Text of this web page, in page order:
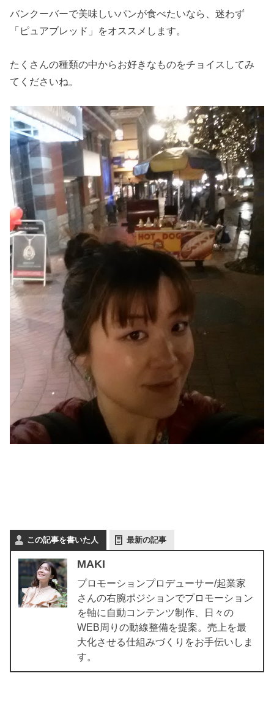
バンクーバーで美味しいパンが食べたいなら、迷わず
「ピュアブレッド」をオススメします。
たくさんの種類の中からお好きなものをチョイスしてみ
てくださいね。
この記事を書いた人 最新の記事
MAKI
プロモーションプロデューサー/起業家
さんの右腕ポジションでプロモーション
を軸に自動コンテンツ制作、日々の
WEB周りの動線整備を提案。売上を最
大化させる仕組みづくりをお手伝いしま
す。